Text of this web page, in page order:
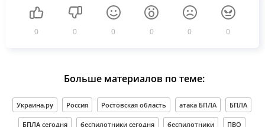
0 0 0 0 0 0
Больше материалов по теме:
Украина.ру Россия Ростовская область атака БПЛА БПЛА
БПЛА сегодня беспилотники сегодня беспилотники ПВО